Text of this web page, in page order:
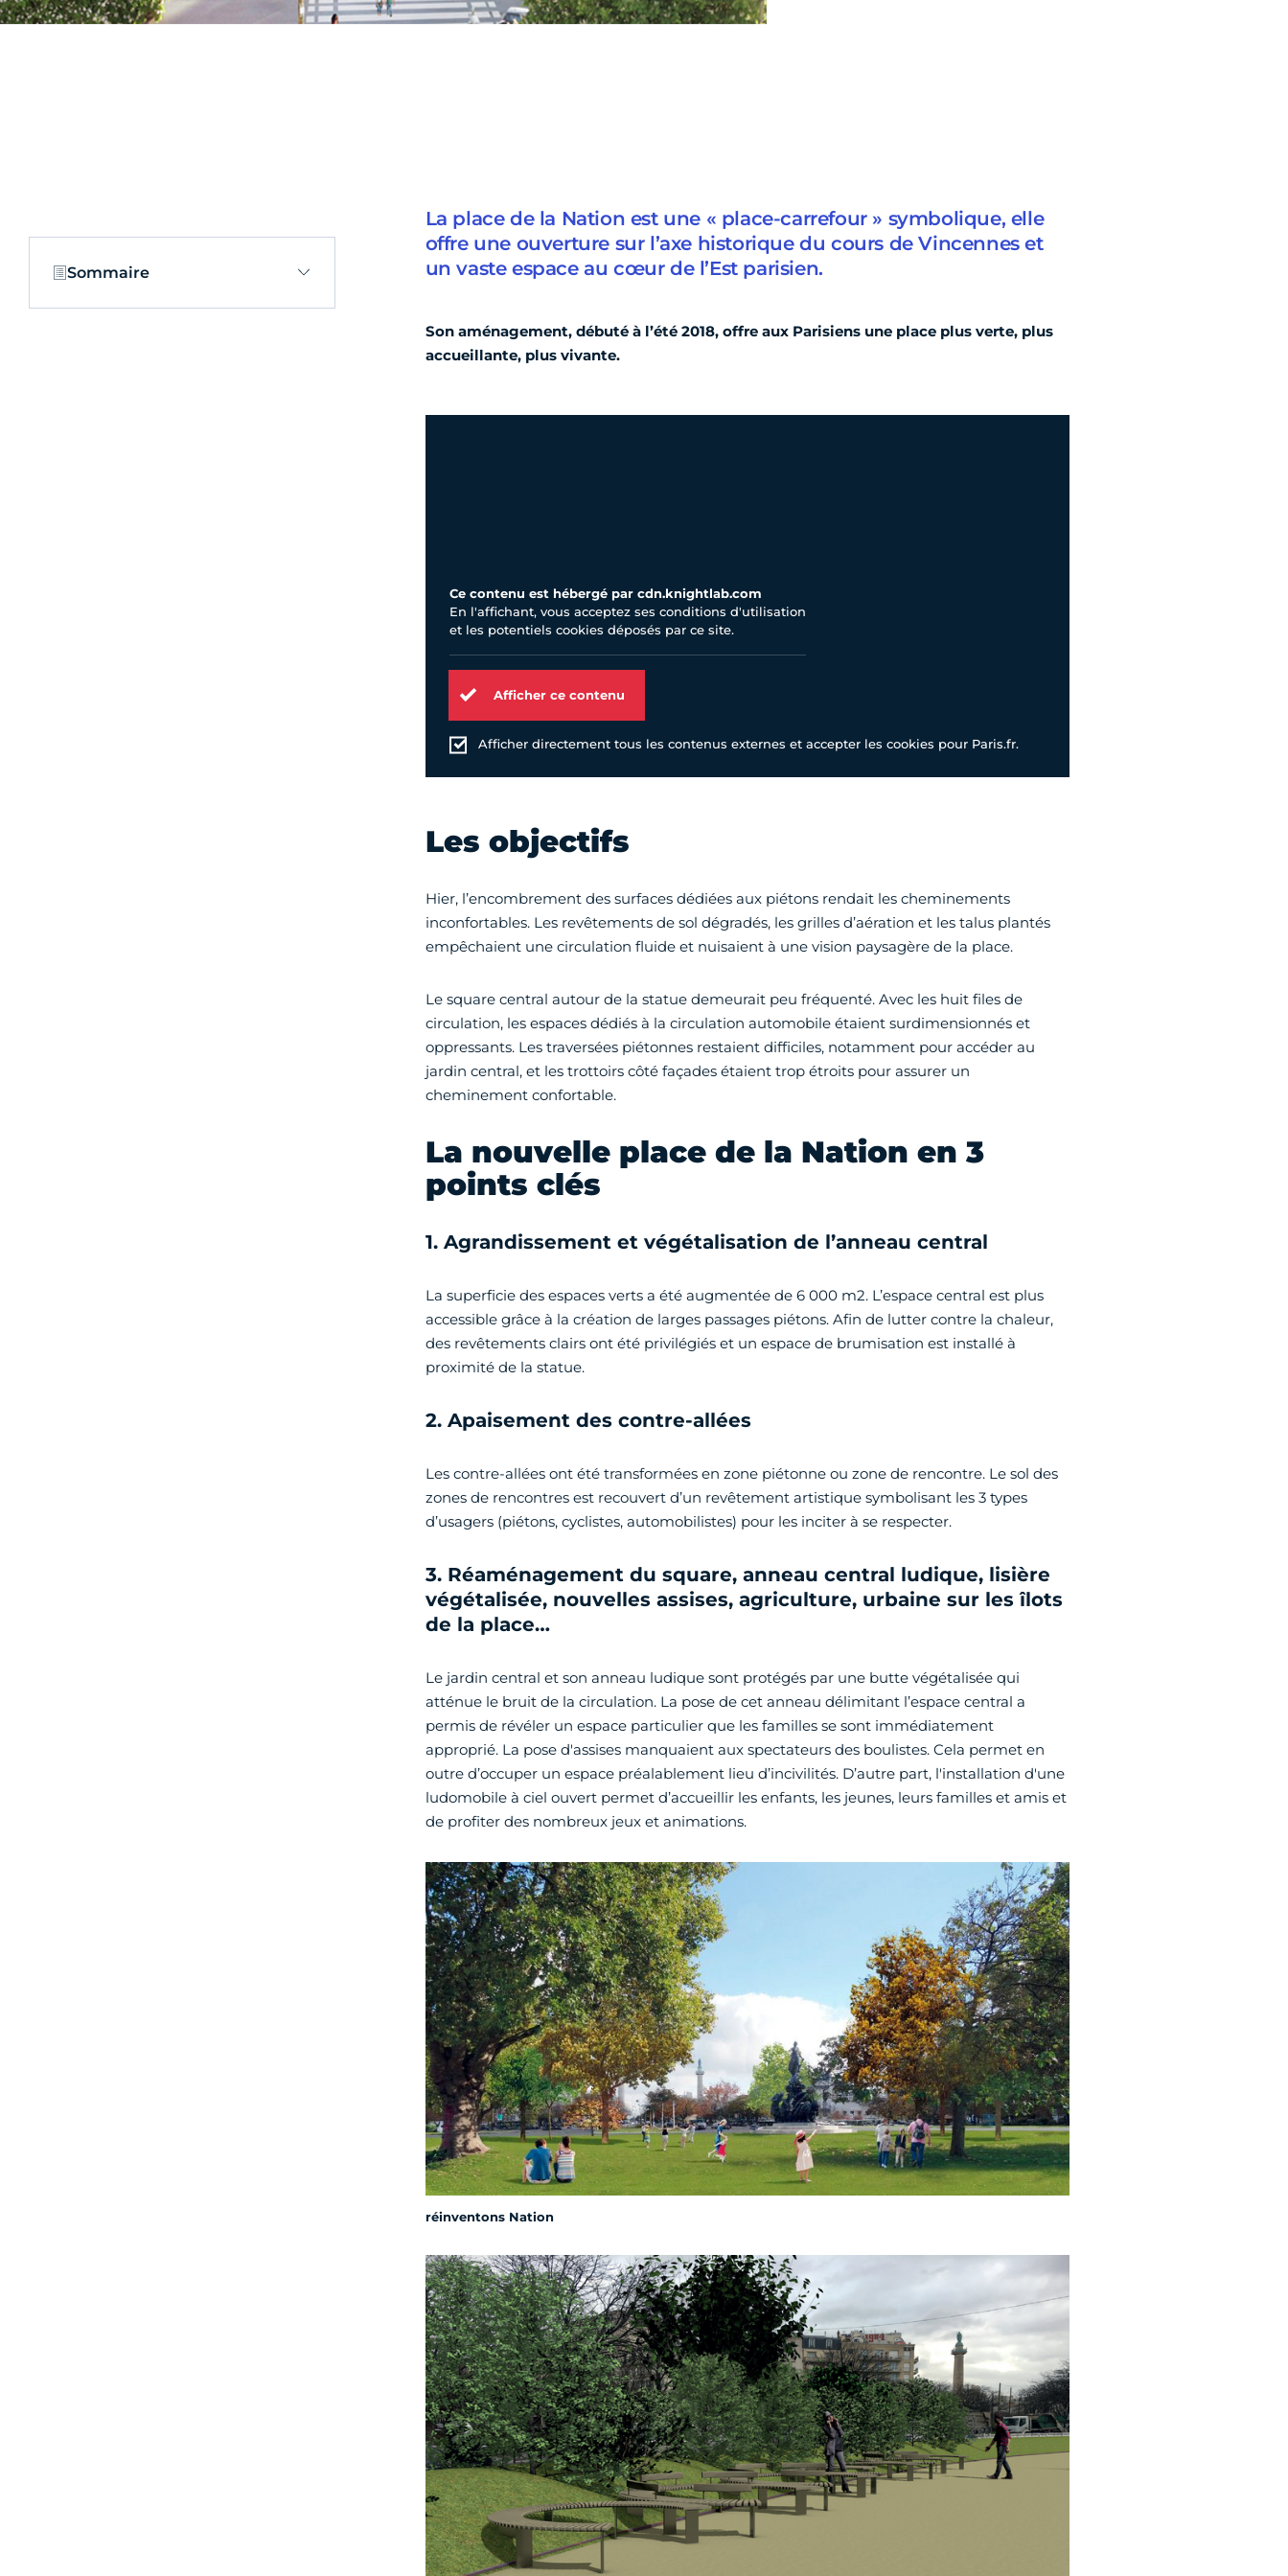
Sommaire
La place de la Nation est une « place-carrefour » symbolique, elle
offre une ouverture sur l’axe historique du cours de Vincennes et
un vaste espace au cœur de l’Est parisien.
Son aménagement, débuté à l’été 2018, offre aux Parisiens une place plus verte, plus
accueillante, plus vivante.
Ce contenu est hébergé par cdn.knightlab.com
En l'affichant, vous acceptez ses conditions d'utilisation
et les potentiels cookies déposés par ce site.
Afficher ce contenu
Afficher directement tous les contenus externes et accepter les cookies pour Paris.fr.
Les objectifs
Hier, l’encombrement des surfaces dédiées aux piétons rendait les cheminements
inconfortables. Les revêtements de sol dégradés, les grilles d’aération et les talus plantés
empêchaient une circulation fluide et nuisaient à une vision paysagère de la place.
Le square central autour de la statue demeurait peu fréquenté. Avec les huit files de
circulation, les espaces dédiés à la circulation automobile étaient surdimensionnés et
oppressants. Les traversées piétonnes restaient difficiles, notamment pour accéder au
jardin central, et les trottoirs côté façades étaient trop étroits pour assurer un
cheminement confortable.
La nouvelle place de la Nation en 3
points clés
1. Agrandissement et végétalisation de l’anneau central
La superficie des espaces verts a été augmentée de 6 000 m2. L’espace central est plus
accessible grâce à la création de larges passages piétons. Afin de lutter contre la chaleur,
des revêtements clairs ont été privilégiés et un espace de brumisation est installé à
proximité de la statue.
2. Apaisement des contre-allées
Les contre-allées ont été transformées en zone piétonne ou zone de rencontre. Le sol des
zones de rencontres est recouvert d’un revêtement artistique symbolisant les 3 types
d’usagers (piétons, cyclistes, automobilistes) pour les inciter à se respecter.
3. Réaménagement du square, anneau central ludique, lisière
végétalisée, nouvelles assises, agriculture, urbaine sur les îlots
de la place…
Le jardin central et son anneau ludique sont protégés par une butte végétalisée qui
atténue le bruit de la circulation. La pose de cet anneau délimitant l’espace central a
permis de révéler un espace particulier que les familles se sont immédiatement
approprié. La pose d'assises manquaient aux spectateurs des boulistes. Cela permet en
outre d’occuper un espace préalablement lieu d’incivilités. D’autre part, l'installation d'une
ludomobile à ciel ouvert permet d’accueillir les enfants, les jeunes, leurs familles et amis et
de profiter des nombreux jeux et animations.
réinventons Nation